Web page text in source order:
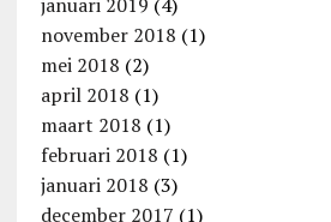
november 2018 (1)
mei 2018 (2)
april 2018 (1)
maart 2018 (1)
februari 2018 (1)
januari 2018 (3)
december 2017 (1)